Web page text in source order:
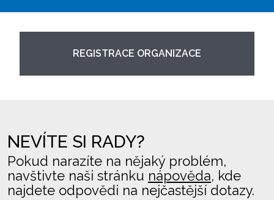
REGISTRACE ORGANIZACE
NEVÍTE SI RADY?
Pokud narazíte na nějaký problém,
navštivte naši stránku nápověda, kde
najdete odpovědi na nejčastější dotazy.